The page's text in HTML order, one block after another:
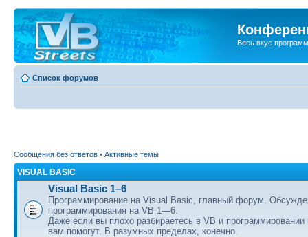
Весь вкус
Список форумов
Сообщения без ответов • Активные темы
VISUAL BASIC
Visual Basic 1–6
Программирование на Visual Basic, главный форум.
программирования на VB 1—6.
Даже если вы плохо разбираетесь в VB и
вам помогут. В разумных пределах, конечно.